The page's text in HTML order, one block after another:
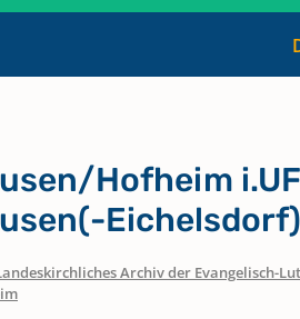
Hofheim
Eichelsdorf)
Archiv der Evangelisch-